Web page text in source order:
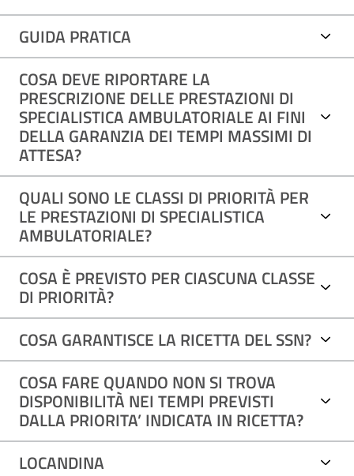
GUIDA PRATICA
COSA DEVE RIPORTARE LA
PRESCRIZIONE DELLE PRESTAZIONI DI
SPECIALISTICA AMBULATORIALE AI FINI
DELLA GARANZIA DEI TEMPI MASSIMI DI
ATTESA?
QUALI SONO LE CLASSI DI PRIORITÀ PER
LE PRESTAZIONI DI SPECIALISTICA
AMBULATORIALE?
COSA È PREVISTO PER CIASCUNA CLASSE
DI PRIORITÀ?
COSA GARANTISCE LA RICETTA DEL SSN?
COSA FARE QUANDO NON SI TROVA
DISPONIBILITÀ NEI TEMPI PREVISTI
DALLA PRIORITA’ INDICATA IN RICETTA?
LOCANDINA